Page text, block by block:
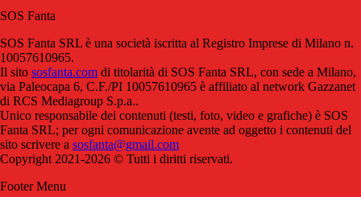
SOS Fanta
SOS Fanta SRL è una società iscritta al Registro Imprese di Milano n.
10057610965.
Il sito sosfanta.com di titolarità di SOS Fanta SRL, con sede a Milano,
via Paleocapa 6, C.F./PI 10057610965 è affiliato al network Gazzanet
di RCS Mediagroup S.p.a..
Unico responsabile dei contenuti (testi, foto, video e grafiche) è SOS
Fanta SRL; per ogni comunicazione avente ad oggetto i contenuti del
sito scrivere a sosfanta@gmail.com
Copyright 2021-2026 © Tutti i diritti riservati.
Footer Menu